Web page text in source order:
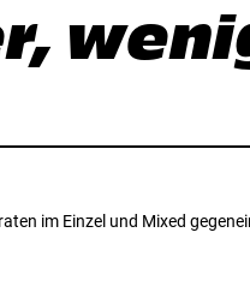
im Einzel und Mixed